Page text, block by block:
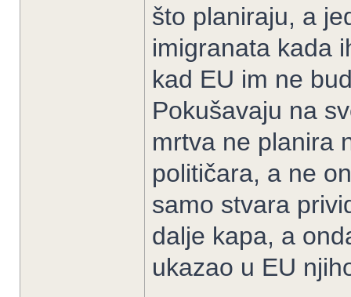
što planiraju, a
imigranata kada
kad EU im ne
Pokušavaju na
mrtva ne planira
političara, a ne
samo stvara
dalje kapa, a
ukazao u EU